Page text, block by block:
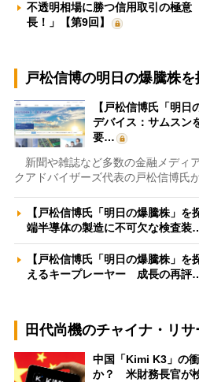
不透明相場に勝つ信用取引の極
長！」【第9回】
戸松信博の明日の爆騰株を
【戸松信博氏「明
デバイス：サムスン
要…
新聞や雑誌など多数の金融メディ
クアドバイザーズ代表の戸松信博氏
【戸松信博氏「明日の爆騰株」
端半導体の製造に不可欠な検査装
【戸松信博氏「明日の爆騰株」
えるキープレーヤー 成長の再評
田代尚機のチャイナ・リサ
中国「Kimi K3」の
か？ 米財務長官が